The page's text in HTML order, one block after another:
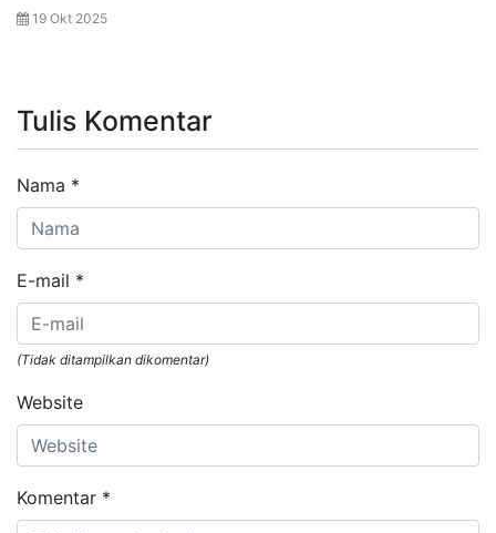
19 Okt 2025
Tulis Komentar
Nama *
E-mail *
(Tidak ditampilkan dikomentar)
Website
Komentar *